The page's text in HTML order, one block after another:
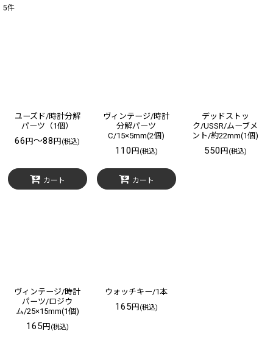
絞り込む
5件
ユーズド/時計分解
パーツ（1個）
66円～88円 (税込)
カート
ヴィンテージ/時計
分解パーツ
C/15×5mm(2個)
110 円 (税込)
カート
デッドストッ
ク/USSR/ムーブメ
ント/約22mm(1個)
550 円 (税込)
ヴィンテージ/時計
パーツ/ロジウ
ム/25×15mm(1個)
165 円 (税込)
ウォッチキー/1本
165 円 (税込)